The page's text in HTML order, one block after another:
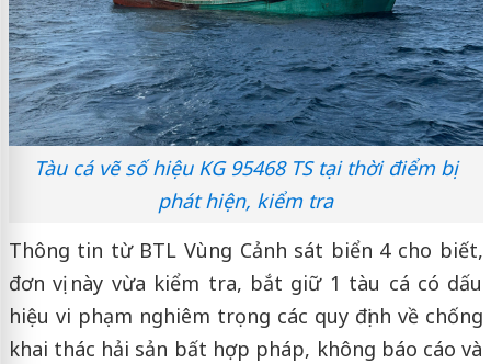
Tàu cá vẽ số hiệu KG 95468 TS tại thời điểm bị
phát hiện, kiểm tra
Thông tin từ BTL Vùng Cảnh sát biển 4 cho biết,
đơn vị này vừa kiểm tra, bắt giữ 1 tàu cá có dấu
hiệu vi phạm nghiêm trọng các quy định về chống
khai thác hải sản bất hợp pháp, không báo cáo và